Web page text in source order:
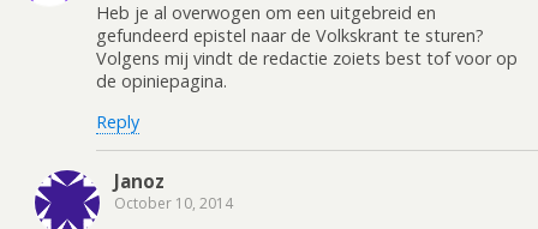
Heb je al overwogen om een uitgebreid en
gefundeerd epistel naar de Volkskrant te sturen?
Volgens mij vindt de redactie zoiets best tof voor op
de opiniepagina.
Reply
Janoz
October 10, 2014